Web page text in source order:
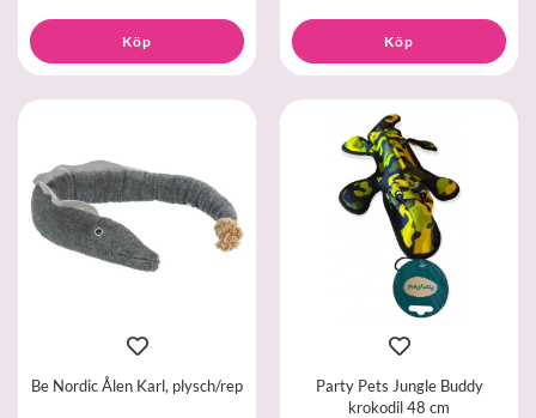
Köp Köp
Be Nordic Ålen Karl, plysch/rep
Party Pets Jungle Buddy
krokodil 48 cm